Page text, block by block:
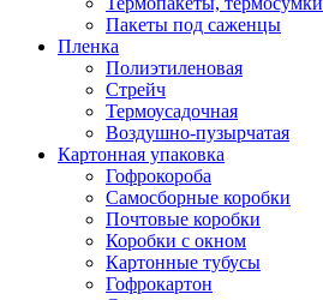
Пакеты под саженцы
Пленка
Полиэтиленовая
Стрейч
Термоусадочная
Воздушно-пузырчатая
Картонная упаковка
Гофрокороба
Самосборные коробки
Почтовые коробки
Коробки с окном
Картонные тубусы
Гофрокартон